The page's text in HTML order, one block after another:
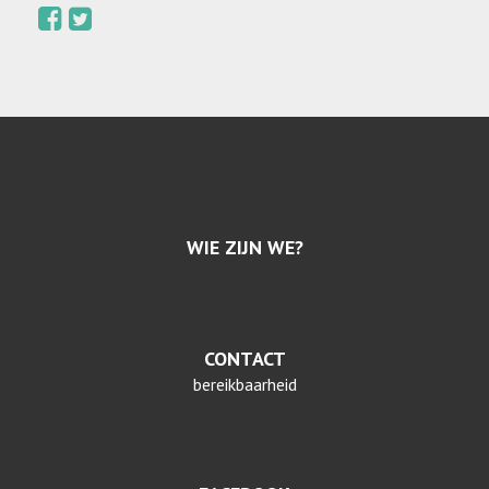
WIE ZIJN WE?
CONTACT
bereikbaarheid